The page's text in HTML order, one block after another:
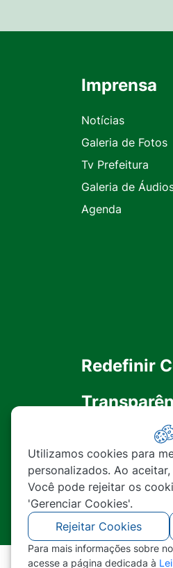
Seção do Rodapé e
Imprensa
Notícias
Galeria de Fotos
Tv Prefeitura
Galeria de
Agenda
Redefinir
Ouvidoria
SIC
Utilizamos cookies para
personalizados. Ao
Você pode rejeitar os
'Gerenciar Cookies'.
Rejeitar Cookies
Para mais informações sobre
acesse a página dedicada à